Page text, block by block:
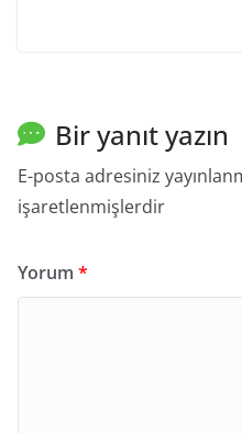
Bir yanıt yazın
E-posta adresiniz
işaretlenmişlerdir
Yorum *